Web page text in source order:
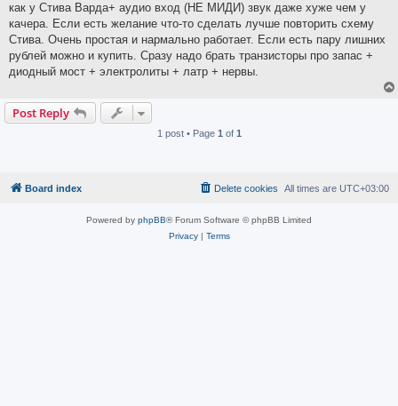
как у Стива Варда+ аудио вход (НЕ МИДИ) звук даже хуже чем у
качера. Если есть желание что-то сделать лучше повторить схему
Стива. Очень простая и нармально работает. Если есть пару лишних
рублей можно и купить. Сразу надо брать транзисторы про запас +
диодный мост + электролиты + латр + нервы.
Post Reply
1 post • Page 1 of 1
Board index All times are UTC+03:00
Delete cookies
Powered by phpBB® Forum Software © phpBB Limited
Privacy| Terms